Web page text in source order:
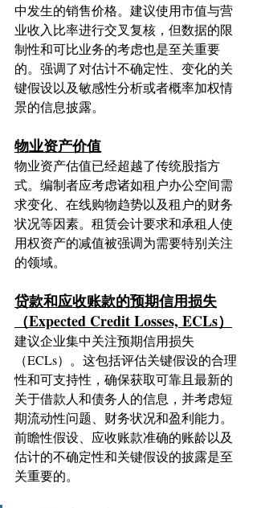
中发生的销售价格。建议使用市值与营
业收入比率进行交叉复核，但数据的限
制性和可比业务的考虑也是至关重要
的。强调了对估计不确定性、变化的关
键假设以及敏感性分析或者概率加权情
景的信息披露。
物业资产价值
物业资产估值已经超越了传统股指方
式。编制者应考虑诸如租户办公空间需
求变化、在线购物趋势以及租户的财务
状况等因素。租赁会计要求和承租人使
用权资产的减值被强调为需要特别关注
的领域。
贷款和应收账款的预期信用损失
（Expected Credit Losses, ECLs）
建议企业集中关注预期信用损失
（ECLs）。这包括评估关键假设的合理
性和可支持性，确保获取可靠且最新的
关于借款人和债务人的信息，并考虑短
期流动性问题、财务状况和盈利能力。
前瞻性假设、应收账款准确的账龄以及
估计的不确定性和关键假设的披露是至
关重要的。